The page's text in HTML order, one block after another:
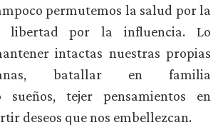
permutemos la salud por la
libertad por la influencia. Lo
intactas nuestras propias
batallar en familia
sueños, tejer pensamientos en
deseos que nos embellezcan.